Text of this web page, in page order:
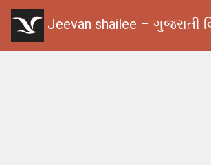
Jeevan shailee – ગુજરાતી